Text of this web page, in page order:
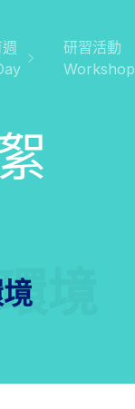
研習活動
Workshop
境